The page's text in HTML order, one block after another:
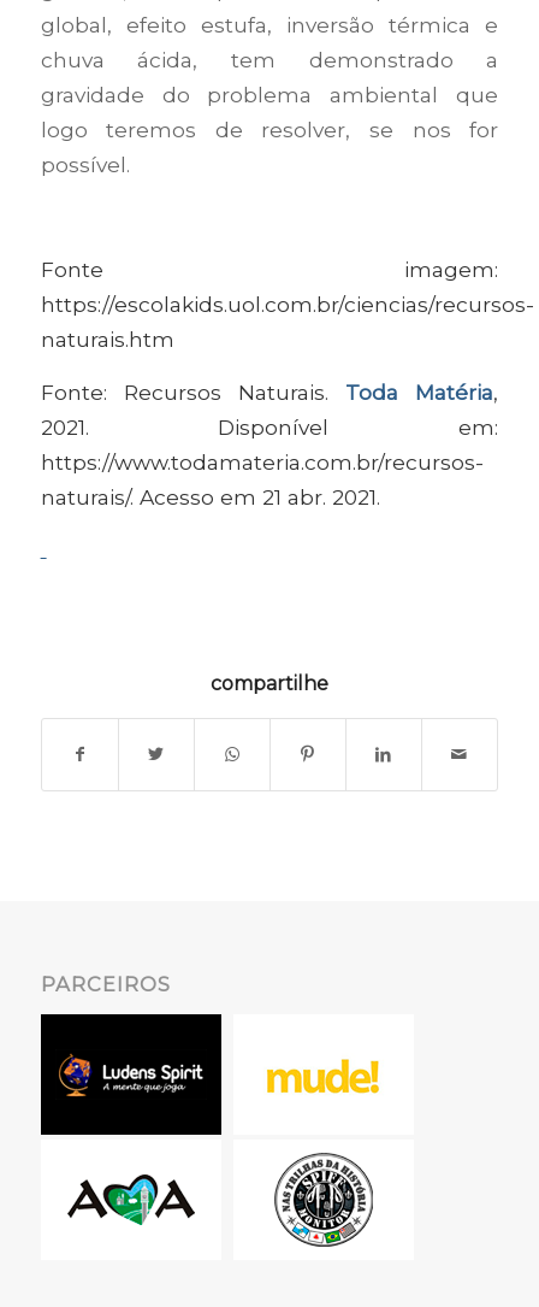
global, efeito estufa, inversão térmica e
chuva ácida, tem demonstrado a
gravidade do problema ambiental que
logo teremos de resolver, se nos for
possível.
Fonte imagem:
https://escolakids.uol.com.br/ciencias/recursos-
naturais.htm
Fonte: Recursos Naturais. Toda Matéria,
2021. Disponível em:
https://www.todamateria.com.br/recursos-
naturais/. Acesso em 21 abr. 2021.
compartilhe
PARCEIROS